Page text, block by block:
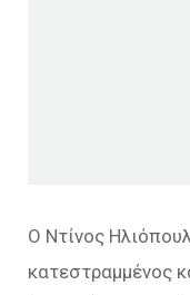
Ο Ντίνος
κατεστραμμένος